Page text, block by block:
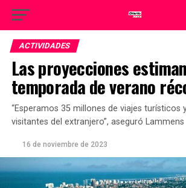
ACTIVIDADES
Las proyecciones
temporada de verano
“Esperamos 35 millones de viajes turísticos
visitantes del extranjero”, aseguró Lammens
16 de noviembre de 2023